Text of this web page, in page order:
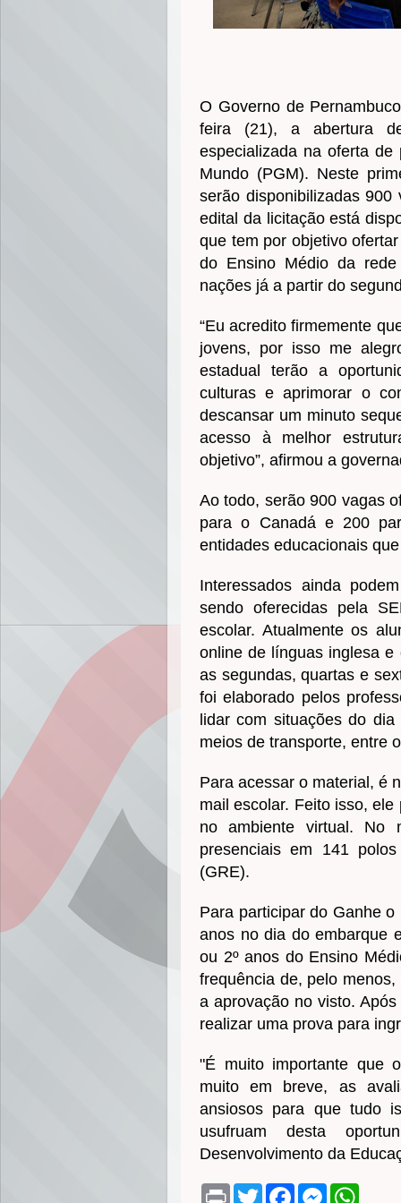
O Governo de
feira (21), a abertura
especializada na oferta
Mundo (PGM). Neste
serão disponibilizadas
edital da licitação está
que tem por objetivo
do Ensino Médio da
nações já a partir do
“Eu acredito firmemente
jovens, por isso me
estadual terão a
culturas e aprimorar o
descansar um minuto
acesso à melhor
objetivo”, afirmou a
Ao todo, serão 900 vagas
para o Canadá e 200
entidades educacionais
Interessados ainda
sendo oferecidas pela
escolar. Atualmente os
online de línguas inglesa e
as segundas, quartas e
foi elaborado pelos
lidar com situações do
meios de transporte, entre
Para acessar o material, é
mail escolar. Feito isso,
no ambiente virtual. No
presenciais em 141
(GRE).
Para participar do Ganhe
anos no dia do embarque
ou 2º anos do Ensino
frequência de, pelo
a aprovação no visto.
realizar uma prova para
"É muito importante que
muito em breve, as
ansiosos para que tudo
usufruam desta
Desenvolvimento da
P
T
F
M